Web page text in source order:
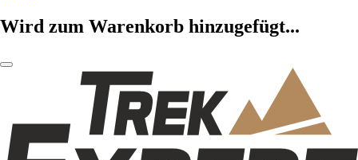
Wird zum Warenkorb hinzugefügt...